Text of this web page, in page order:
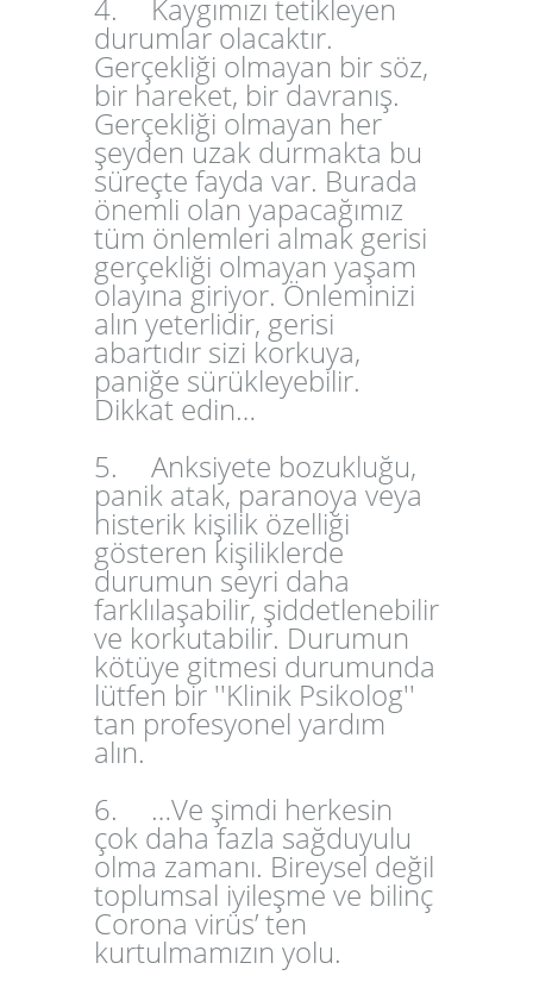
4. Kaygımızı tetikleyen
durumlar olacaktır.
Gerçekliği olmayan bir söz,
bir hareket, bir davranış.
Gerçekliği olmayan her
şeyden uzak durmakta bu
süreçte fayda var. Burada
önemli olan yapacağımız
tüm önlemleri almak gerisi
gerçekliği olmayan yaşam
olayına giriyor. Önleminizi
alın yeterlidir, gerisi
abartıdır sizi korkuya,
paniğe sürükleyebilir.
Dikkat edin…
5.
Anksiyete bozukluğu,
panik atak, paranoya veya
histerik kişilik özelliği
gösteren kişiliklerde
durumun seyri daha
farklılaşabilir, şiddetlenebilir
ve korkutabilir. Durumun
kötüye gitmesi durumunda
lütfen bir ''Klinik Psikolog''
tan profesyonel yardım
alın.
6.
…Ve şimdi herkesin
çok daha fazla sağduyulu
olma zamanı. Bireysel değil
toplumsal iyileşme ve bilinç
Corona virüs’ ten
kurtulmamızın yolu.